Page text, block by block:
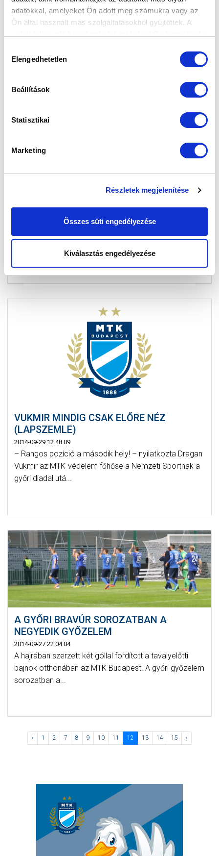
adatokkal, amelyeket Ön adott meg számukra vagy az
Ön által használt más szolgáltatásokból gyűjtöttek. A
kiválasztása
Elengedhetetlen
Beállítások
Statisztikai
Marketing
Részletek megjelenítése
Összes süti engedélyezése
Kiválasztás engedélyezése
ÚJABB DOKIJELÖLT AZ MTK-BAN
Sergio, mondta a futballban használandó nevét firtató
kérdésre. Azóta is Tamayoként szerepel a magyar
VUKMIR MINDIG CSAK ELŐRE NÉZ
(LAPSZEMLE)
2014-09-29 12:48:09
– Rangos pozíció a második hely! – nyilatkozta Dragan
Vukmir az MTK-védelem főhőse a Nemzeti Sportnak a
győri diadal utá...
A GYŐRI BRAVÚR SOROZATBAN A
NEGYEDIK GYŐZELEM
2014-09-27 22:04:04
A hajrában szerzett két góllal fordított a tavalyelőtti
bajnok otthonában az MTK Budapest. A győri győzelem
sorozatban a...
‹ 1 2 7 8 9 10 11 12 13 14 15 ›